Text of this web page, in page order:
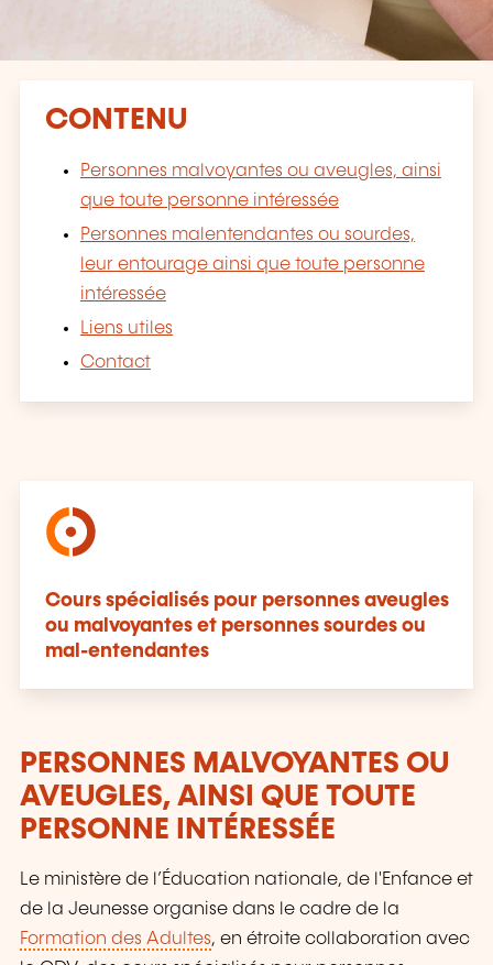
CONTENU
Personnes malvoyantes ou aveugles, ainsi
que toute personne intéressée
Personnes malentendantes ou sourdes,
leur entourage ainsi que toute personne
intéressée
Liens utiles
Contact
Cours spécialisés pour personnes aveugles
ou malvoyantes et personnes sourdes ou
mal-entendantes
PERSONNES MALVOYANTES OU
AVEUGLES, AINSI QUE TOUTE
PERSONNE INTÉRESSÉE
Le ministère de l’Éducation nationale, de l'Enfance et
de la Jeunesse organise dans le cadre de la
Formation des Adultes, en étroite collaboration avec